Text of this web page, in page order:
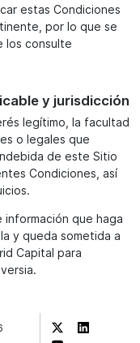
estas Condiciones
por lo que se
los consulte
y jurisdicción
legítimo, la facultad
o legales que
de este Sitio
Condiciones, así
que haga
y queda sometida a
Capital para